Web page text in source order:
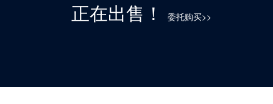
正在出售！ 委托购买>>